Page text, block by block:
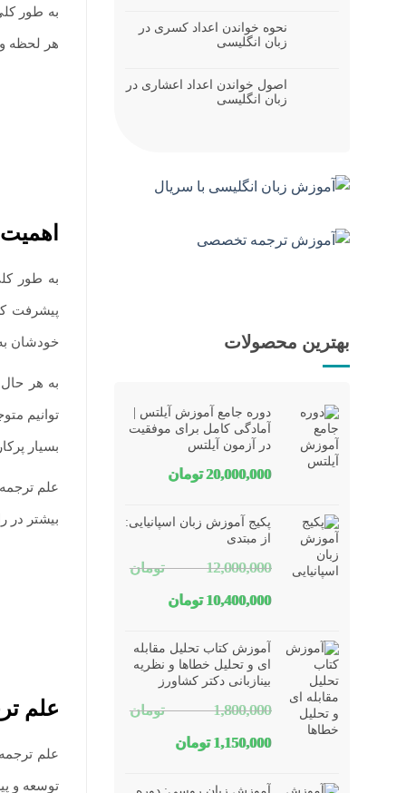
نحوه خواندن اعداد کسری در
زبان انگلیسی
اصول خواندن اعداد اعشاری در
زبان انگلیسی
بهترین محصولات
دوره جامع آموزش آیلتس |
آمادگی کامل برای موفقیت
در آزمون آیلتس
20,000,000 تومان
پکیج آموزش زبان اسپانیایی:
از مبتدی
12,000,000 تومان
قیمت
12,000,000 تومان
10,400,000 تومان
آموزش کتاب تحلیل مقابله
ای و تحلیل خطاها و نظریه
بینازبانی دکتر کشاورز
1,800,000 تومان
قیمت
1,150,000 تومان
به‌ طور
هر لحظه و
به ‌طور
پیشرفت
خودشان
به ‌هر
توانیم
بسیار
علم
بیشتر در
علم
علم
توسعه و